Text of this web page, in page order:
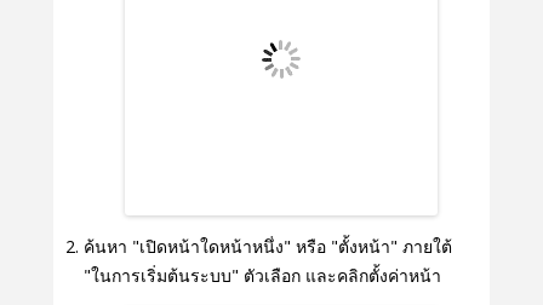
ค้นหา "เปิดหน้าใดหน้าหนึ่ง" หรือ "ตั้งหน้า" ภายใต้
"ในการเริ่มต้นระบบ" ตัวเลือก และคลิกตั้งค่าหน้า